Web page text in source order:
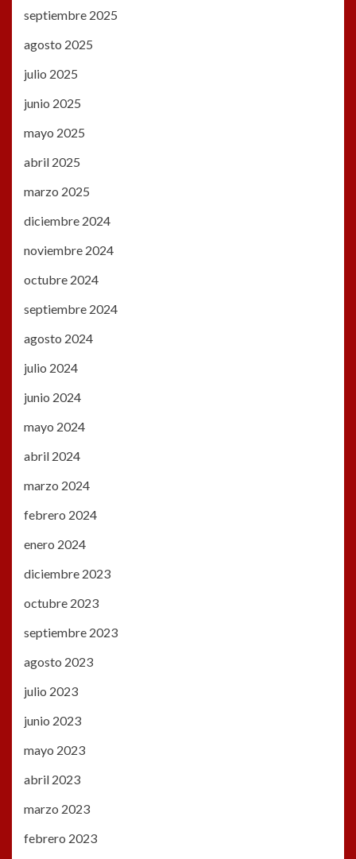
septiembre 2025
agosto 2025
julio 2025
junio 2025
mayo 2025
abril 2025
marzo 2025
diciembre 2024
noviembre 2024
octubre 2024
septiembre 2024
agosto 2024
julio 2024
junio 2024
mayo 2024
abril 2024
marzo 2024
febrero 2024
enero 2024
diciembre 2023
octubre 2023
septiembre 2023
agosto 2023
julio 2023
junio 2023
mayo 2023
abril 2023
marzo 2023
febrero 2023